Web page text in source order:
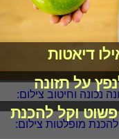
דיאטות
על תזונה
וקל להכנת